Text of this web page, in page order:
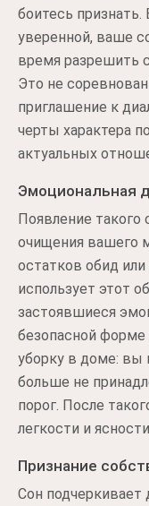
боитесь признать.
уверенной, ваше
время разрешить
Это не
приглашение к
черты характера
актуальных
Эмоциональная
Появление
очищения вашего
остатков обид
использует этот
застоявшиеся
безопасной форме
уборку в доме: вы
больше не
порог. После
легкости и
Признание
Сон